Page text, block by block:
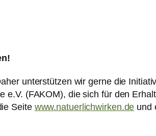
unterstützen wir gerne die
e.V. (FAKOM), die sich für den
Seite www.natuerlichwirken.de und